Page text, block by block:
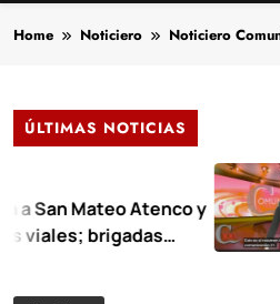
Home Noticiero Noticiero
ÚLTIMAS NOTICIAS
Atenco y
brigadas